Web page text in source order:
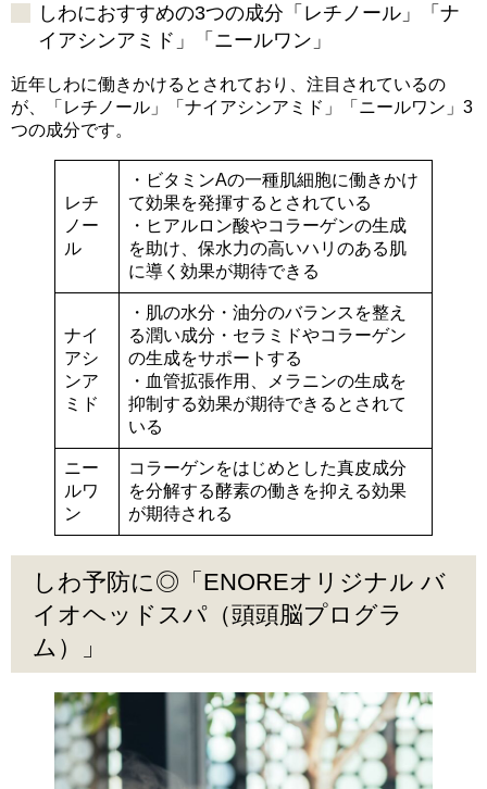
しわにおすすめの3つの成分「レチノール」「ナ
イアシンアミド」「ニールワン」
近年しわに働きかけるとされており、注目されているの
が、「レチノール」「ナイアシンアミド」「ニールワン」3
つの成分です。
レチ
ノー
ル
・ビタミンAの一種肌細胞に働きかけ
て効果を発揮するとされている
・ヒアルロン酸やコラーゲンの生成
を助け、保水力の高いハリのある肌
に導く効果が期待できる
ナイ
アシ
ンア
ミド
・肌の水分・油分のバランスを整え
る潤い成分・セラミドやコラーゲン
の生成をサポートする
・血管拡張作用、メラニンの生成を
抑制する効果が期待できるとされて
いる
ニー
ルワ
ン
コラーゲンをはじめとした真皮成分
を分解する酵素の働きを抑える効果
が期待される
しわ予防に◎「ENOREオリジナル バ
イオヘッドスパ（頭頭脳プログラ
ム）」